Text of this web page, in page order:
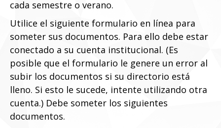
cada semestre o verano.
Utilice el siguiente formulario en línea para
someter sus documentos. Para ello debe estar
conectado a su cuenta institucional. (Es
posible que el formulario le genere un error al
subir los documentos si su directorio está
lleno. Si esto le sucede, intente utilizando otra
cuenta.) Debe someter los siguientes
documentos.